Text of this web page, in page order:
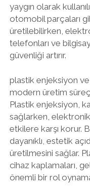
yaygın olarak
otomobil parçaları
üretilebilirken,
telefonları ve
güvenliği artırır.
plastik enjeksiyon
modern üretim
Plastik enjeksiyon,
sağlarken, elektronik
etkilere karşı korur.
dayanıklı, estetik
üretilmesini sağlar.
cihaz kaplamaları,
önemli bir rol